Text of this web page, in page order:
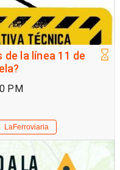
la línea 11 de
PM
LaFerroviaria